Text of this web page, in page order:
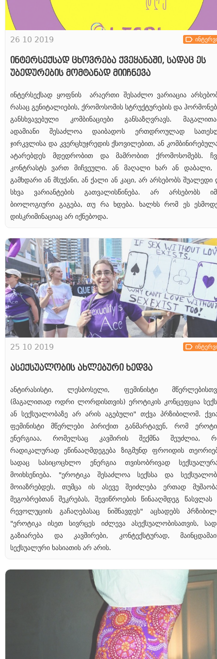
26 10 2019
ინტერსექსად ცხოვრება ქვეყანაში, სადაც ეს
უბედურების მომტანად მიიჩნევა
ინტერსექსად ყოფნის არაერთი შესაძლო ვარიაცია
რასაც გენიტალიების, ქრომოსომის სტრუქტურების და
განსხვავებული კომბინაციები განსაზღვრავს.
ადამიანი შესაძლოა დაიბადოს ერთდროულად
ჯირკვლისა და კვერცხუჯრედის ქსოვილებით, ან
ატარებდეს მდედრობით და მამრობით ქრომოსომებს.
კონტრასტს ვართ მიჩვეული. ან მაღალი ხარ ან დაბალი,
გამხდარი ან მსუქანი, ან ქალი ან კაცი, არ არსებობს შუალედი
სხვა ვარიანტების გათვალისწინება. არ არსებობს
ბიოლოგიური გაგება, თუ რა ხდება. ხალხს რომ ეს
დისკრიმინაციაც არ იქნებოდა.
25 10 2019
ასექსუალობის ახლებური ხედვა
ანტირასისტი, ლესბოსელი, ფემინისტი
(მაგალითად ოდრი ლორდისთვის) ეროტიკის კონცეფცია
ან სექსუალობაზე არ არის აგებული" თქვა პრზიბილომ.
ფემინისტი მწერლები პირიქით განმარტავენ, რომ
ენერგიაა, რომელსაც კავშირის შექმნა შეუძლია,
რადიკალურად ეწინააღმდეგება ზიგმუნდ ფროიდის
სადაც სასიცოცხლო ენერგია თვისობრივად
მოიხსენიება. "ეროტიკა შესაძლოა სექსსა და
მოიაზრებდეს, თუმცა ის ასევე შეიძლება ერთად
მეგობრებთან შეკრებას, შევიწროების წინააღმდეგ წასვლას
რევოლუციის გაჩაღებასაც ნიშნავდეს" აცხადებს
"ეროტიკა ისეთ სივრცეს იძლევა ასექსუალობისათვის,
გაზიარება და კავშირები, კონტექსტურად,
სექსუალური ხასიათის არ არის.